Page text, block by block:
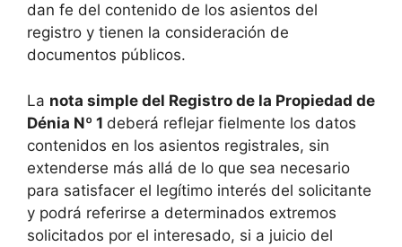
dan fe del contenido de los asientos del
registro y tienen la consideración de
documentos públicos.
La nota simple del Registro de la Propiedad de
Dénia Nº 1 deberá reflejar fielmente los datos
contenidos en los asientos registrales, sin
extenderse más allá de lo que sea necesario
para satisfacer el legítimo interés del solicitante
y podrá referirse a determinados extremos
solicitados por el interesado, si a juicio del